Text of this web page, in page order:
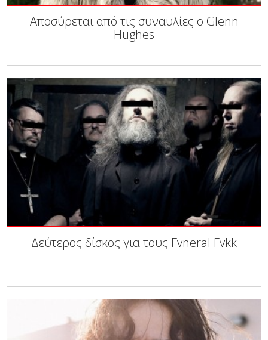
Αποσύρεται από τις συναυλίες ο Glenn
Hughes
Δεύτερος δίσκος για τους Fvneral Fvkk